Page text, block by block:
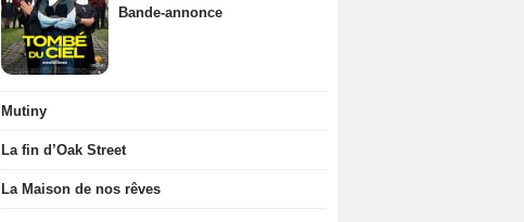
Bande-annonce
Mutiny
La fin d’Oak Street
La Maison de nos rêves